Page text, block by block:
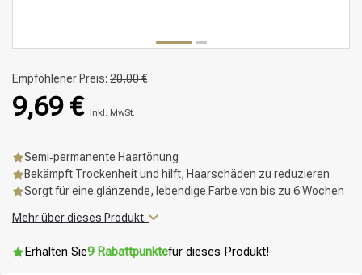
Empfohlener Preis: 20,00 €
9,69 € Inkl. MwSt.
Semi‑permanente Haartönung
Bekämpft Trockenheit und hilft, Haarschäden zu reduzieren
Sorgt für eine glänzende, lebendige Farbe von bis zu 6 Wochen
Mehr über dieses Produkt.
Erhalten Sie9 Rabattpunktefür dieses Produkt!